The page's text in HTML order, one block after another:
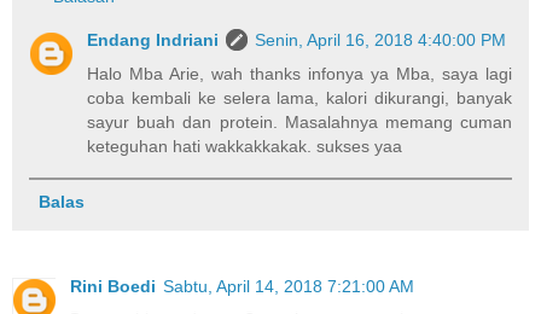
Endang Indriani
Senin, April 16, 2018 4:40:00 PM
Halo Mba Arie, wah thanks infonya ya Mba, saya lagi
coba kembali ke selera lama, kalori dikurangi, banyak
sayur buah dan protein. Masalahnya memang cuman
keteguhan hati wakkakkakak. sukses yaa
Balas
Rini Boedi Sabtu, April 14, 2018 7:21:00 AM